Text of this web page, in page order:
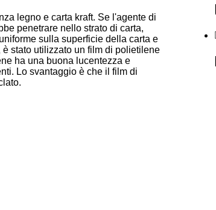
legno e carta kraft. Se l'agente di
penetrare nello strato di carta,
sulla superficie della carta e
stato utilizzato un film di polietilene
ha una buona lucentezza e
Lo svantaggio è che il film di